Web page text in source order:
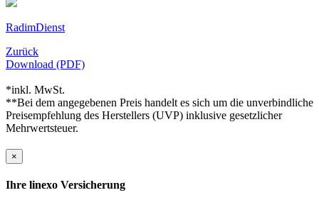
RadimDienst
Zurück
Download (PDF)
*inkl. MwSt.
**Bei dem angegebenen Preis handelt es sich um die unverbindliche
Preisempfehlung des Herstellers (UVP) inklusive gesetzlicher
Mehrwertsteuer.
×
Ihre linexo Versicherung